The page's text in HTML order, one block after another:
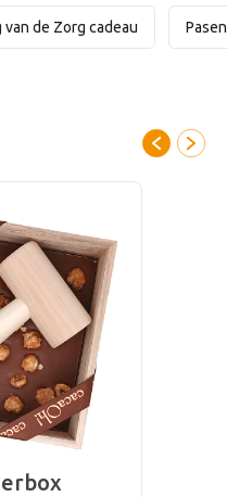
graag zien hoe jouw
er uit komt te zien? Dat
van de Zorg cadeau Pasen